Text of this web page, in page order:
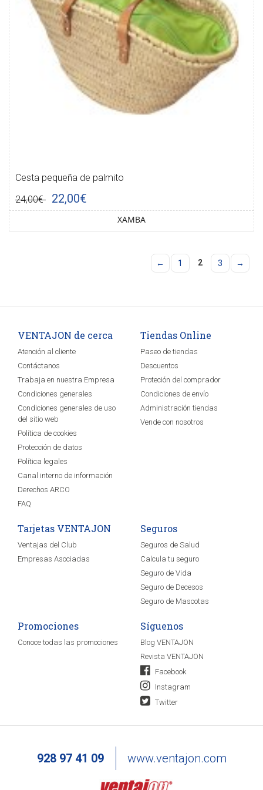
Cesta pequeña de palmito
24,00€ 22,00€
XAMBA
← 1 2 3 →
VENTAJON de cerca
Atención al cliente
Contáctanos
Trabaja en nuestra Empresa
Condiciones generales
Condiciones generales de uso
del sitio web
Política de cookies
Protección de datos
Política legales
Canal interno de información
Derechos ARCO
FAQ
Tiendas Online
Paseo de tiendas
Descuentos
Proteción del comprador
Condiciones de envío
Administración tiendas
Vende con nosotros
Tarjetas VENTAJON
Ventajas del Club
Empresas Asociadas
Seguros
Seguros de Salud
Calcula tu seguro
Seguro de Vida
Seguro de Decesos
Seguro de Mascotas
Promociones
Conoce todas las promociones
Síguenos
Blog VENTAJON
Revista VENTAJON
Facebook
Instagram
Twitter
928 97 41 09 www.ventajon.com